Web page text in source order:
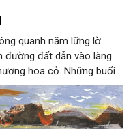
quanh năm lững lờ
đường đất dẫn vào làng
hoa cỏ. Những buổi
cuối sông, đám hoa tím
lớp khói.